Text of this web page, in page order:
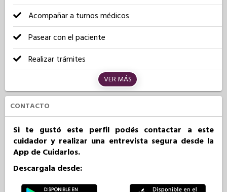
Acompañar a turnos médicos
Pasear con el paciente
Realizar trámites
VER MÁS
CONTACTO
Si te gustó este perfil podés contactar a este
cuidador y realizar una entrevista segura desde la
App de Cuidarlos.
Descargala desde: